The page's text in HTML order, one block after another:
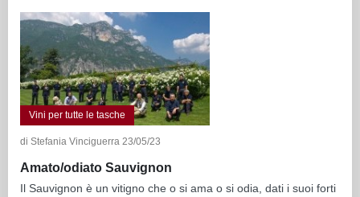
Vini per tutte le tasche
di Stefania Vinciguerra 23/05/23
Amato/odiato Sauvignon
Il Sauvignon è un vitigno che o si ama o si odia, dati i suoi forti